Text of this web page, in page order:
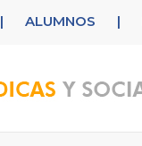
| ALUMNOS |